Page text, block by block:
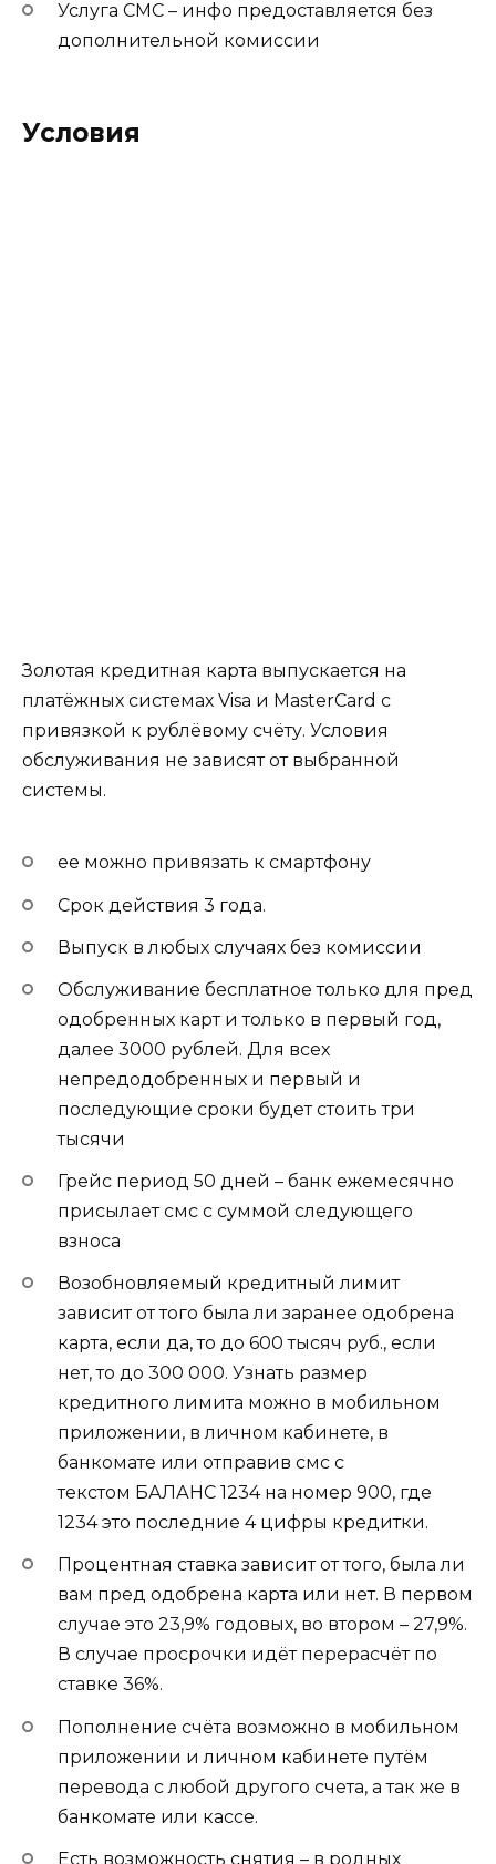
Услуга СМС – инфо предоставляется без
дополнительной комиссии
Условия
Золотая кредитная карта выпускается на
платёжных системах Visa и MasterCard с
привязкой к рублёвому счёту. Условия
обслуживания не зависят от выбранной
системы.
ее можно привязать к смартфону
Срок действия 3 года.
Выпуск в любых случаях без комиссии
Обслуживание бесплатное только для пред
одобренных карт и только в первый год,
далее 3000 рублей. Для всех
непредодобренных и первый и
последующие сроки будет стоить три
тысячи
Грейс период 50 дней – банк ежемесячно
присылает смс с суммой следующего
взноса
Возобновляемый кредитный лимит
зависит от того была ли заранее одобрена
карта, если да, то до 600 тысяч руб., если
нет, то до 300 000. Узнать размер
кредитного лимита можно в мобильном
приложении, в личном кабинете, в
банкомате или отправив смс с
текстом БАЛАНС 1234на номер 900, где
1234 это последние 4 цифры кредитки.
Процентная ставка зависит от того, была ли
вам пред одобрена карта или нет. В первом
случае это 23,9% годовых, во втором – 27,9%.
В случае просрочки идёт перерасчёт по
ставке 36%.
Пополнение счёта возможно в мобильном
приложении и личном кабинете путём
перевода с любой другого счета, а так же в
банкомате или кассе.
Есть возможность снятия – в родных